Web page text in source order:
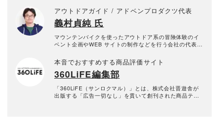
アウトドアガイド / アドベンプロダクツ代表
義村貞純 氏
マウンテンバイクを使ったアウトドア系の冒険体験のイ
ベント企画やWEB サイトの制作などを行う会社の代表取
本音でおすすめする商品評価サイト
360LiFE編集部
「360LiFE（サンロクマル）」とは、株式会社晋遊舎が
出版する「広告一切なし」を貫いて創刊された商品テス